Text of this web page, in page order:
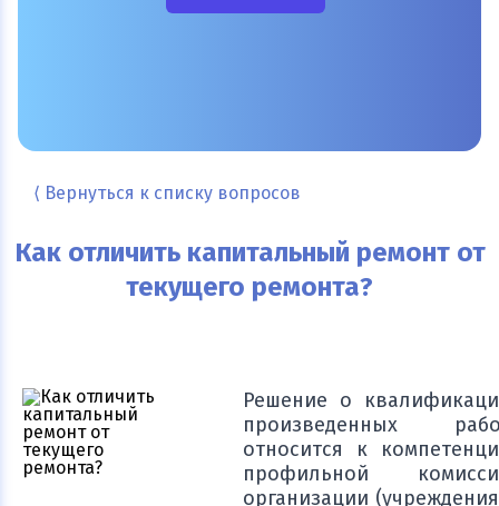
⟨ Вернуться к списку вопросов
Как отличить капитальный ремонт от
текущего ремонта?
Решение о
произведенных
относится к
профильной
организации